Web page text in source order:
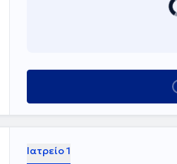
Κλείσε
Ιατρείο 1